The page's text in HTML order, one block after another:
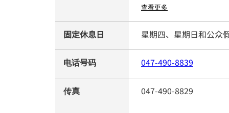
查看更多
固定休息日 星期四、星期日和公众
电话号码 047-490-8839
传真 047-490-8829